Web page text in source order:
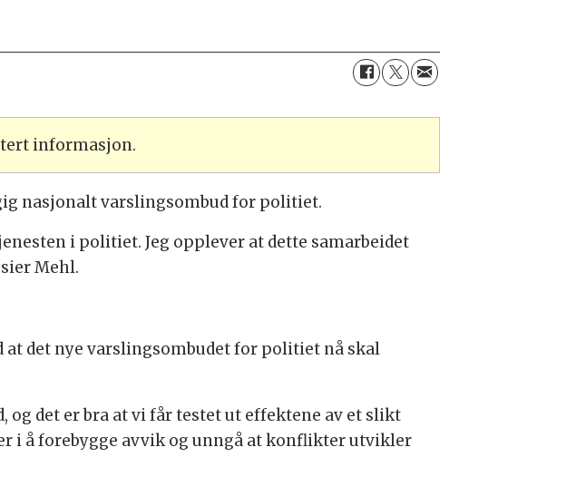
informasjon.
nasjonalt varslingsombud for politiet.
i politiet. Jeg opplever at dette samarbeidet
Mehl.
at det nye varslingsombudet for politiet nå skal
det er bra at vi får testet ut effektene av et slikt
i å forebygge avvik og unngå at konflikter utvikler